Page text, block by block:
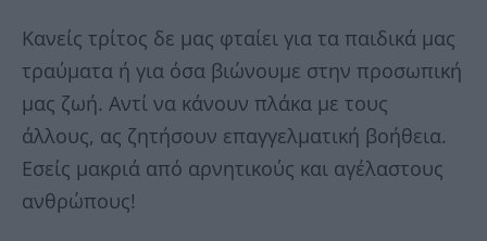
Κανείς τρίτος δε μας φταίει για τα παιδικά μας
τραύματα ή για όσα βιώνουμε στην προσωπική
μας ζωή. Αντί να κάνουν πλάκα με τους
άλλους, ας ζητήσουν επαγγελματική βοήθεια.
Εσείς μακριά από αρνητικούς και αγέλαστους
ανθρώπους!